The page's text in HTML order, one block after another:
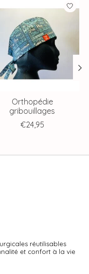
Orthopédie
gribouillages
€24,95
réutilisables
et confort à la vie